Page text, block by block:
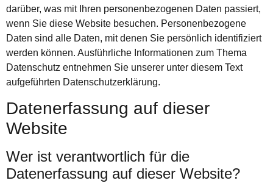
darüber, was mit Ihren personenbezogenen Daten passiert,
wenn Sie diese Website besuchen. Personenbezogene
Daten sind alle Daten, mit denen Sie persönlich identifiziert
werden können. Ausführliche Informationen zum Thema
Datenschutz entnehmen Sie unserer unter diesem Text
aufgeführten Datenschutzerklärung.
Datenerfassung auf dieser
Website
Wer ist verantwortlich für die
Datenerfassung auf dieser Website?